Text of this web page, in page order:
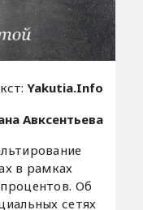
Yakutia.Info
Авксентьева
в рамках
Об
сетях